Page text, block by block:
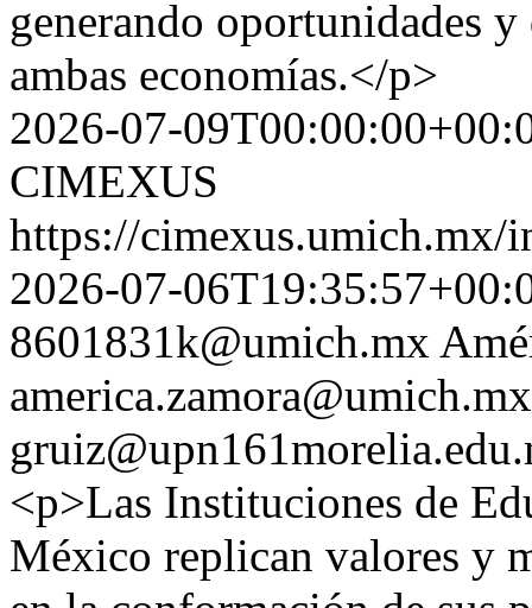
generando oportunidades
ambas economías.</p>
2026-07-
CIMEXUS
https://cimexus.umich.mx/
2026-07-
8601831k@umich.mx
america.zamora@umich.mx
<p>Las Instituciones de
México replican valores y